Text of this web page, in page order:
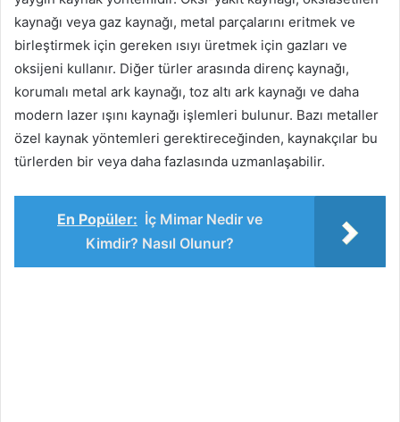
kaynağı veya gaz kaynağı, metal parçalarını eritmek ve
birleştirmek için gereken ısıyı üretmek için gazları ve
oksijeni kullanır. Diğer türler arasında direnç kaynağı,
korumalı metal ark kaynağı, toz altı ark kaynağı ve daha
modern lazer ışını kaynağı işlemleri bulunur. Bazı metaller
özel kaynak yöntemleri gerektireceğinden, kaynakçılar bu
türlerden bir veya daha fazlasında uzmanlaşabilir.
En Popüler: İç Mimar Nedir ve
Kimdir? Nasıl Olunur?